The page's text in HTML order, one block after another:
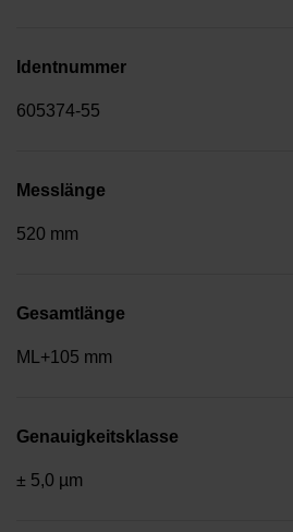
Identnummer
605374-55
Messlänge
520 mm
Gesamtlänge
ML+105 mm
Genauigkeitsklasse
± 5,0 µm